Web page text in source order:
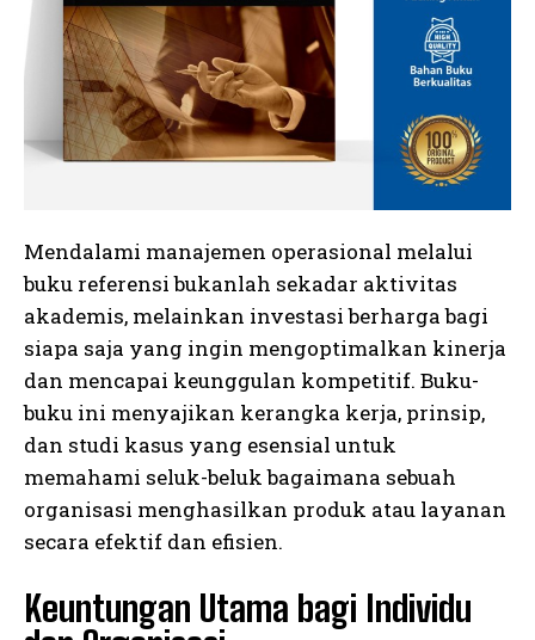
I WANT IN
I've read and accept the Privacy Policy .
Mendalami manajemen operasional melalui
buku referensi bukanlah sekadar aktivitas
akademis, melainkan investasi berharga bagi
siapa saja yang ingin mengoptimalkan kinerja
dan mencapai keunggulan kompetitif. Buku-
buku ini menyajikan kerangka kerja, prinsip,
dan studi kasus yang esensial untuk
memahami seluk-beluk bagaimana sebuah
organisasi menghasilkan produk atau layanan
secara efektif dan efisien.
Keuntungan Utama bagi Individu